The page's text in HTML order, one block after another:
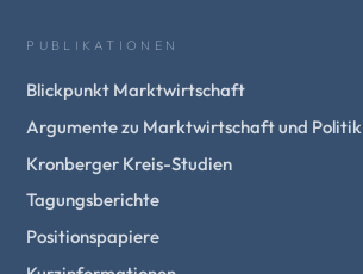
PUBLIKATIONEN
Blickpunkt Marktwirtschaft
Argumente zu Marktwirtschaft und Politik
Kronberger Kreis-Studien
Tagungsberichte
Positionspapiere